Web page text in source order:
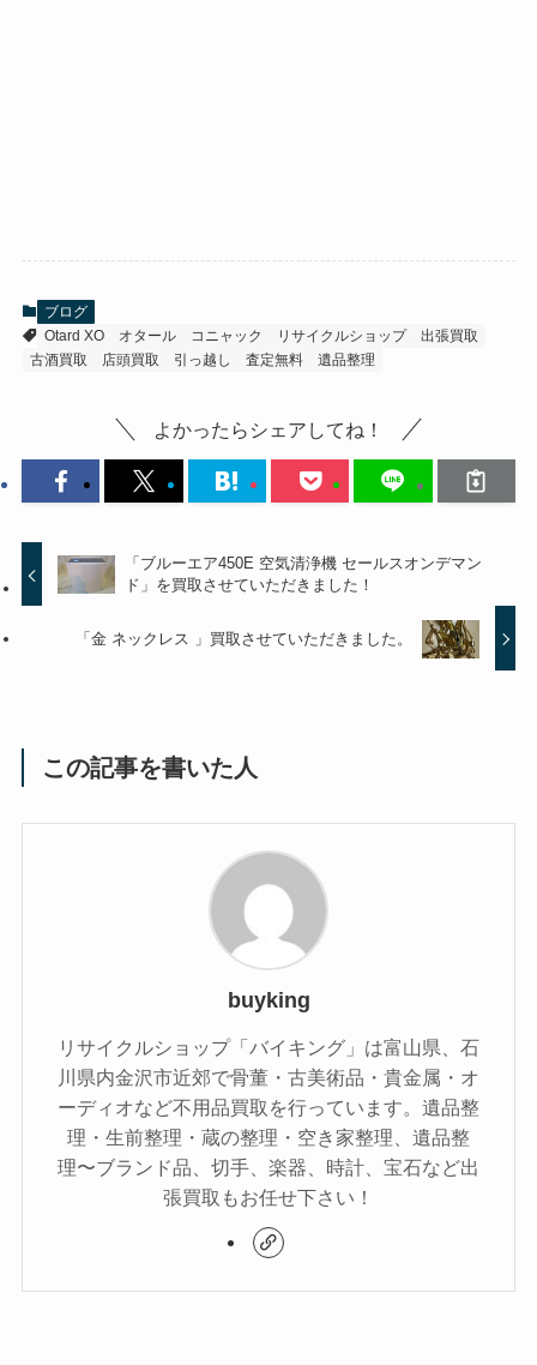
ブログ
Otard XO
オタール コニャック リサイクルショップ
出張買取
古酒買取
店頭買取 引っ越し 査定無料 遺品整理
よかったらシェアしてね！
「ブルーエア450E 空気清浄機 セールスオンデマン
ド」を買取させていただきました！
「金 ネックレス 」買取させていただきました。
この記事を書いた人
buyking
リサイクルショップ「バイキング」は富山県、石
川県内金沢市近郊で骨董・古美術品・貴金属・オ
ーディオなど不用品買取を行っています。遺品整
理・生前整理・蔵の整理・空き家整理、遺品整
理〜ブランド品、切手、楽器、時計、宝石など出
張買取もお任せ下さい！